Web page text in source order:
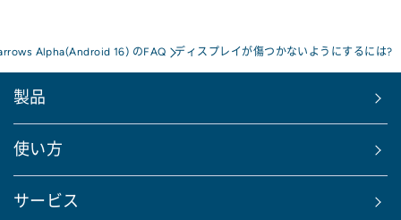
Alpha(Android 16) のFAQ ディスプレイが傷つかないようにするには?
製品
使い方
サービス